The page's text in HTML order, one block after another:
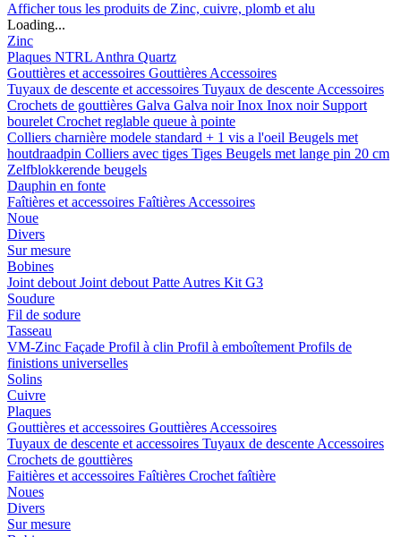
Afficher tous les produits de Zinc, cuivre, plomb et alu
Loading...
Zinc
Plaques NTRL Anthra Quartz
Gouttières et accessoires Gouttières Accessoires
Tuyaux de descente et accessoires Tuyaux de descente Accessoires
Crochets de gouttières Galva Galva noirInox Inox noir Support
bourelet Crochet reglable queue à pointe
Colliers charnière modele standard + 1 vis a l'oeil Beugels met
houtdraadpin Colliers avec tiges Tiges Beugels met lange pin 20 cm
Zelfblokkerende beugels
Dauphin en fonte
Faîtières et accessoires Faîtières Accessoires
Noue
Divers
Sur mesure
Bobines
Joint debout Joint debout Patte Autres Kit G3
Soudure
Fil de sodure
Tasseau
VM-Zinc Façade Profil à clin Profil à emboîtement Profils de
finistions universelles
Solins
Cuivre
Plaques
Gouttières et accessoires Gouttières Accessoires
Tuyaux de descente et accessoires Tuyaux de descente Accessoires
Crochets de gouttières
Faitières et accessoires Faîtières Crochet faîtière
Noues
Divers
Sur mesure